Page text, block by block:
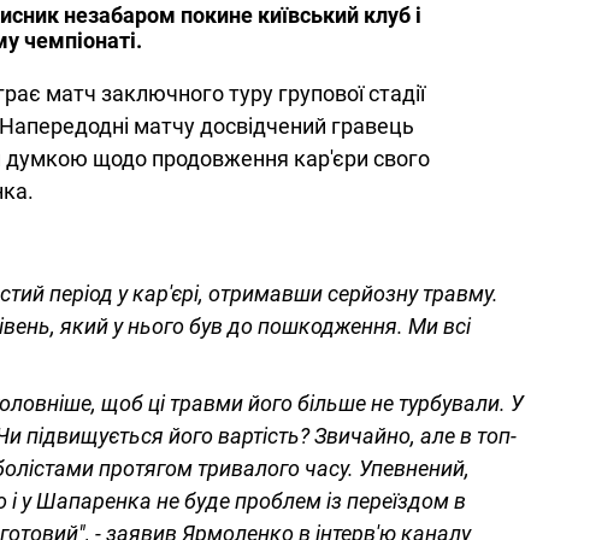
незабаром покине київський клуб і
чемпіонаті.
матч заключного туру групової стадії
матчу досвідчений гравець
думкою щодо продовження кар'єри свого
період у кар'єрі, отримавши серйозну травму.
який у нього був до пошкодження. Ми всі
щоб ці травми його більше не турбували. У
підвищується його вартість? Звичайно, але в топ-
протягом тривалого часу. Упевнений,
у Шапаренка не буде проблем із переїздом в
- заявив Ярмоленко в інтерв'ю каналу